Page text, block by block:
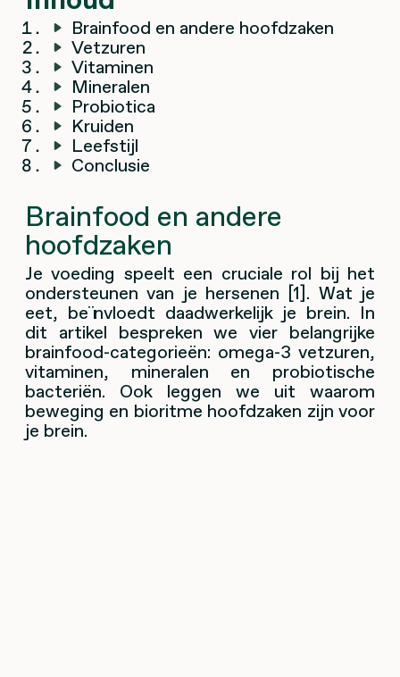
Brainfood en andere hoofdzaken
Vetzuren
Vitaminen
Mineralen
Probiotica
Kruiden
Leefstijl
Conclusie
Brainfood en andere
hoofdzaken
Je voeding speelt een cruciale rol bij het
ondersteunen van je hersenen [1]. Wat je
eet, beïnvloedt daadwerkelijk je brein. In
dit artikel bespreken we vier belangrijke
brainfood-categorieën: omega-3 vetzuren,
vitaminen, mineralen en probiotische
bacteriën. Ook leggen we uit waarom
beweging en bioritme hoofdzaken zijn voor
je brein.